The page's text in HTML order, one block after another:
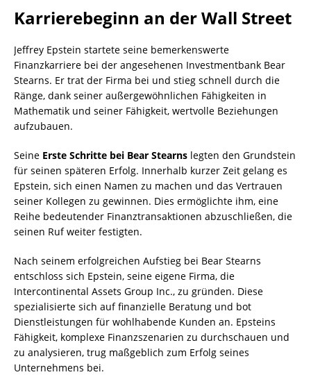
Karrierebeginn an der Wall Street
Jeffrey Epstein startete seine bemerkenswerte
Finanzkarriere bei der angesehenen Investmentbank Bear
Stearns. Er trat der Firma bei und stieg schnell durch die
Ränge, dank seiner außergewöhnlichen Fähigkeiten in
Mathematik und seiner Fähigkeit, wertvolle Beziehungen
aufzubauen.
Seine Erste Schritte bei Bear Stearns legten den Grundstein
für seinen späteren Erfolg. Innerhalb kurzer Zeit gelang es
Epstein, sich einen Namen zu machen und das Vertrauen
seiner Kollegen zu gewinnen. Dies ermöglichte ihm, eine
Reihe bedeutender Finanztransaktionen abzuschließen, die
seinen Ruf weiter festigten.
Nach seinem erfolgreichen Aufstieg bei Bear Stearns
entschloss sich Epstein, seine eigene Firma, die
Intercontinental Assets Group Inc., zu gründen. Diese
spezialisierte sich auf finanzielle Beratung und bot
Dienstleistungen für wohlhabende Kunden an. Epsteins
Fähigkeit, komplexe Finanzszenarien zu durchschauen und
zu analysieren, trug maßgeblich zum Erfolg seines
Unternehmens bei.